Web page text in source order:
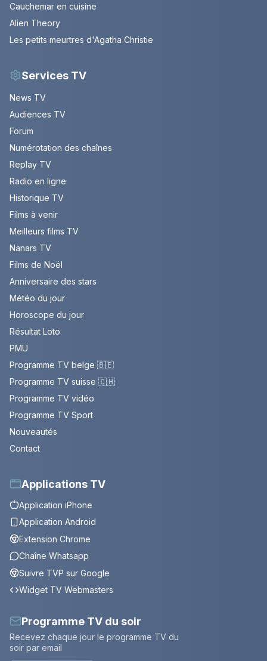
Cauchemar en cuisine
Alien Theory
Les petits meurtres d'Agatha Christie
Services TV
News TV
Audiences TV
Forum
Numérotation des chaînes
Replay TV
Radio en ligne
Historique TV
Films à venir
Meilleurs films TV
Nanars TV
Films de Noël
Anniversaire des stars
Météo du jour
Horoscope du jour
Résultat Loto
PMU
Programme TV belge 🇧🇪
Programme TV suisse 🇨🇭
Programme TV vidéo
Programme TV Sport
Nouveautés
Contact
Applications TV
Application iPhone
Application Android
Extension Chrome
Chaîne Whatsapp
Suivre TVP sur Google
Widget TV Webmasters
Programme TV du soir
Recevez chaque jour le programme TV du
soir par email